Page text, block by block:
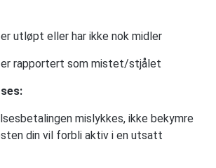
utløpt eller har ikke nok midler
rapportert som mistet/stjålet
mislykkes, ikke bekymre
din vil forbli aktiv i en utsatt